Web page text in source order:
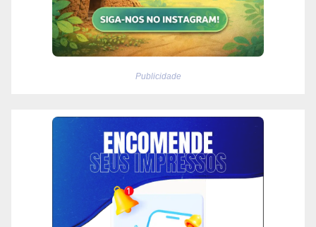
Publicidade